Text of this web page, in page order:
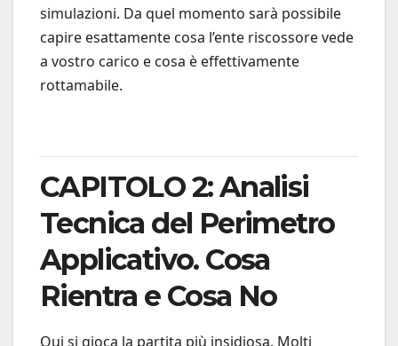
simulazioni. Da quel momento sarà possibile
capire esattamente cosa l’ente riscossore vede
a vostro carico e cosa è effettivamente
rottamabile.
CAPITOLO 2: Analisi
Tecnica del Perimetro
Applicativo. Cosa
Rientra e Cosa No
Qui si gioca la partita più insidiosa. Molti